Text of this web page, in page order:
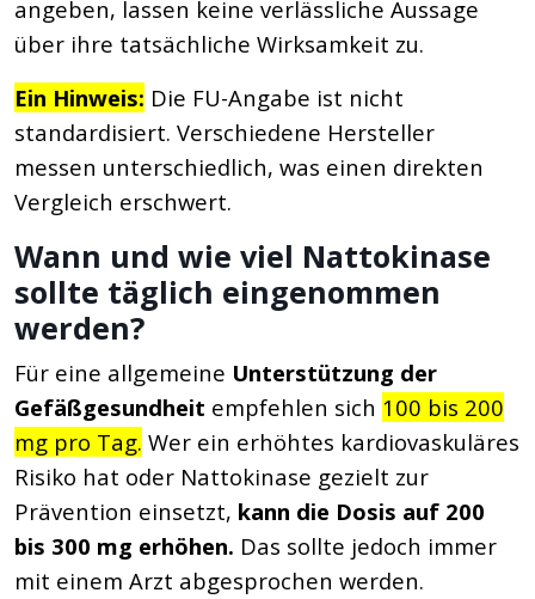
angeben, lassen keine verlässliche Aussage
über ihre tatsächliche Wirksamkeit zu.
Ein Hinweis: Die FU-Angabe ist nicht
standardisiert. Verschiedene Hersteller
messen unterschiedlich, was einen direkten
Vergleich erschwert.
Wann und wie viel Nattokinase
sollte täglich eingenommen
werden?
Für eine allgemeine Unterstützung der
Gefäßgesundheit empfehlen sich 100 bis 200
mg pro Tag. Wer ein erhöhtes kardiovaskuläres
Risiko hat oder Nattokinase gezielt zur
Prävention einsetzt, kann die Dosis auf 200
bis 300 mg erhöhen. Das sollte jedoch immer
mit einem Arzt abgesprochen werden.